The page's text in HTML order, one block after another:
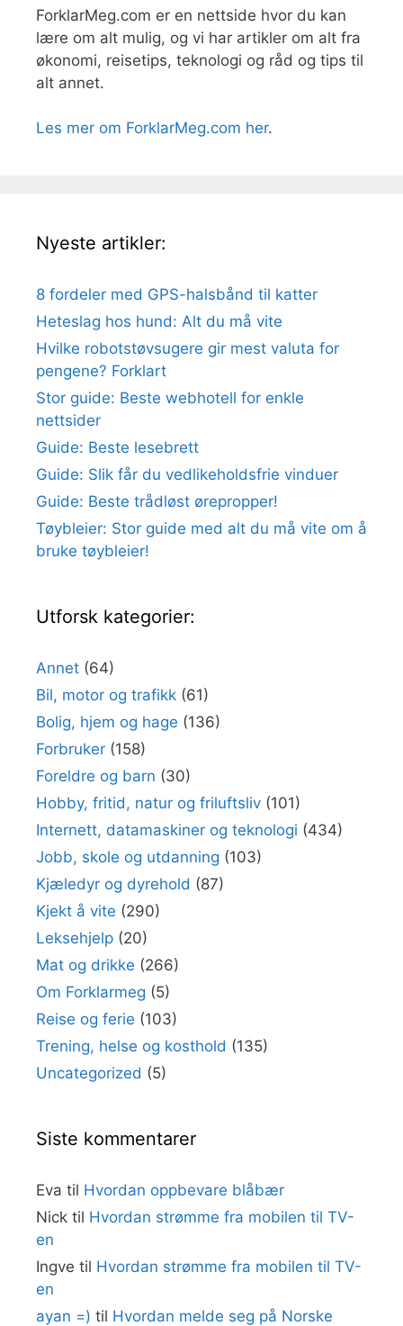
ForklarMeg.com er en nettside hvor du kan
lære om alt mulig, og vi har artikler om alt fra
økonomi, reisetips, teknologi og råd og tips til
alt annet.
Les mer om ForklarMeg.com her.
Nyeste artikler:
8 fordeler med GPS-halsbånd til katter
Heteslag hos hund: Alt du må vite
Hvilke robotstøvsugere gir mest valuta for
pengene? Forklart
Stor guide: Beste webhotell for enkle
nettsider
Guide: Beste lesebrett
Guide: Slik får du vedlikeholdsfrie vinduer
Guide: Beste trådløst ørepropper!
Tøybleier: Stor guide med alt du må vite om å
bruke tøybleier!
Utforsk kategorier:
Annet (64)
Bil, motor og trafikk (61)
Bolig, hjem og hage (136)
Forbruker (158)
Foreldre og barn (30)
Hobby, fritid, natur og friluftsliv (101)
Internett, datamaskiner og teknologi (434)
Jobb, skole og utdanning (103)
Kjæledyr og dyrehold (87)
Kjekt å vite (290)
Leksehjelp (20)
Mat og drikke (266)
Om Forklarmeg (5)
Reise og ferie (103)
Trening, helse og kosthold (135)
Uncategorized (5)
Siste kommentarer
Eva til Hvordan oppbevare blåbær
Nick til Hvordan strømme fra mobilen til TV-
en
Ingve til Hvordan strømme fra mobilen til TV-
en
ayan =) til Hvordan melde seg på Norske